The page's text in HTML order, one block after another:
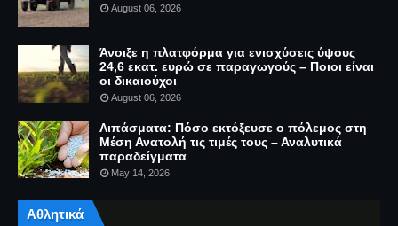
August 06, 2026
Άνοιξε η πλατφόρμα για ενισχύσεις ύψους
24,6 εκατ. ευρώ σε παραγωγούς – Ποιοι είναι
οι δικαιούχοι
August 06, 2026
Λιπάσματα: Πόσο εκτόξευσε ο πόλεμος στη
Μέση Ανατολή τις τιμές τους – Αναλυτικά
παραδείγματα
May 14, 2026
Αθλητικά